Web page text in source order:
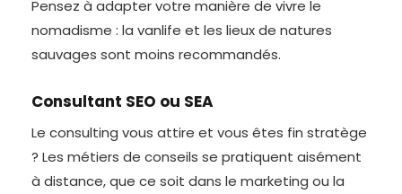
Pensez à adapter votre manière de vivre le
nomadisme : la vanlife et les lieux de natures
sauvages sont moins recommandés.
Consultant SEO ou SEA
Le consulting vous attire et vous êtes fin stratège
? Les métiers de conseils se pratiquent aisément
à distance, que ce soit dans le marketing ou la